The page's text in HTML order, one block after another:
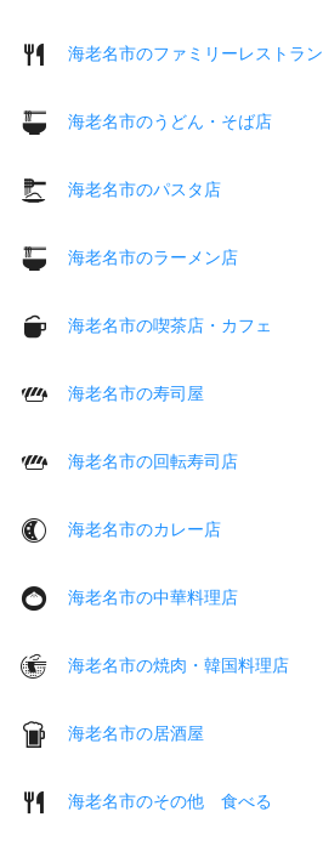
海老名市のファミリーレストラン
海老名市のうどん・そば店
海老名市のパスタ店
海老名市のラーメン店
海老名市の喫茶店・カフェ
海老名市の寿司屋
海老名市の回転寿司店
海老名市のカレー店
海老名市の中華料理店
海老名市の焼肉・韓国料理店
海老名市の居酒屋
海老名市のその他 食べる